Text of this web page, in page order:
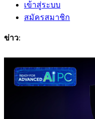
เข้าสู่ระบบ
สมัครสมาชิก
ข่าว: